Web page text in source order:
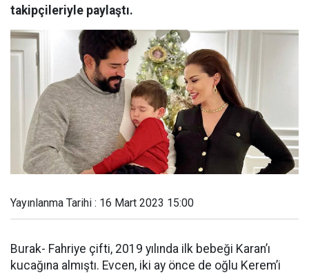
takipçileriyle paylaştı.
Yayınlanma Tarihi : 16 Mart 2023 15:00
Burak- Fahriye çifti, 2019 yılında ilk bebeği Karan’ı
kucağına almıştı. Evcen, iki ay önce de oğlu Kerem’i